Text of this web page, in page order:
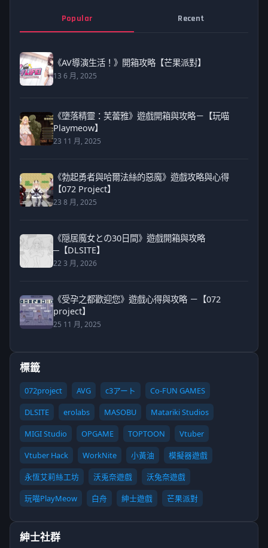
Popular Recent
《AV導演生活！》開箱攻略【芒果派對】
13 6 月, 2025
《墮落精靈：芙蕾雅》遊戲開箱與攻略－【玩喵
Playmeow】
23 11 月, 2025
《勃起勇者與哈爾法絲的惡魔》遊戲攻略與心得
【072 Project】
23 8 月, 2025
《隠居魔女との30日間》遊戲開箱與攻略
─【DLSITE】
22 3 月, 2026
《受孕之都歡迎您》遊戲心得與攻略 －【072
project】
25 11 月, 2025
標籤
072project AVG c3アート
Co-FUN GAMES
DLSITE
erolabs MASOBU
Matariki Studios
MIGI Studio
OPGAME TOPTOON
Vtuber
Vtuber Hack
WorkNite 小黃油
模擬器遊戲
永恆艾莉絲工坊
沃兎奈遊戲
沃兔奈遊戲
玩喵PlayMeow
白舟 紳士遊戲 芒果派對
紳士社群